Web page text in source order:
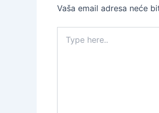
Vaša email adresa neće
here..